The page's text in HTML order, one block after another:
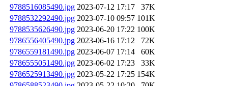
9788516085490.jpg 2023-07-12 17:17
37K
9788532292490.jpg 2023-07-10 09:57 101K
9788535626490.jpg 2023-06-20 17:22 100K
9786556405490.jpg 2023-06-16 17:12
72K
9786559181490.jpg 2023-06-07 17:14
60K
9786555051490.jpg 2023-06-02 17:23
33K
9786525913490.jpg 2023-05-22 17:25 154K